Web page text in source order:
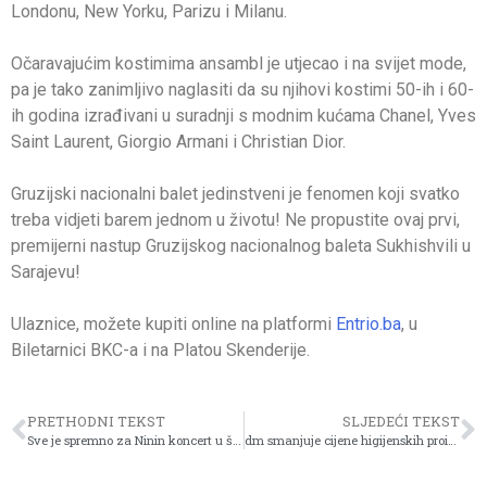
Londonu, New Yorku, Parizu i Milanu.
Očaravajućim kostimima ansambl je utjecao i na svijet mode,
pa je tako zanimljivo naglasiti da su njihovi kostimi 50-ih i 60-
ih godina izrađivani u suradnji s modnim kućama Chanel, Yves
Saint Laurent, Giorgio Armani i Christian Dior.
Gruzijski nacionalni balet jedinstveni je fenomen koji svatko
treba vidjeti barem jednom u životu! Ne propustite ovaj prvi,
premijerni nastup Gruzijskog nacionalnog baleta Sukhishvili u
Sarajevu!
Ulaznice, možete kupiti online na platformi Entrio.ba, u
Biletarnici BKC-a i na Platou Skenderije.
PRETHODNI TEKST
Sve je spremno za Ninin koncert u šeheru!
SLJEDEĆI TEKST
dm smanjuje cijene higijenskih proizvoda Jessa za 15%